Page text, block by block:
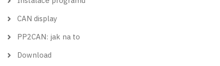
CAN display
PP2CAN: jak na to
Download